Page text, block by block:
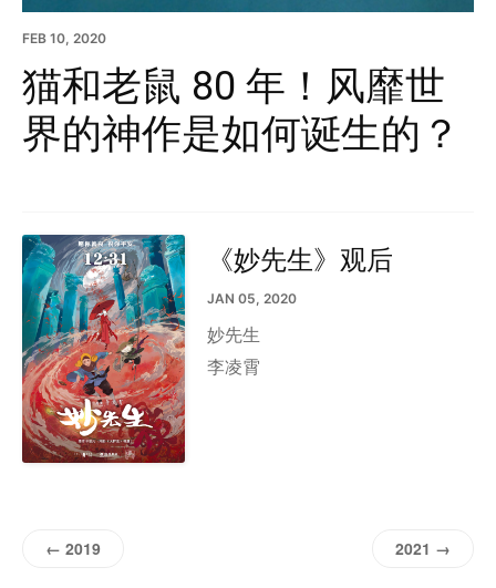
FEB 10, 2020
猫和老鼠 80 年！风靡世
界的神作是如何诞生的？
《妙先生》观后
JAN 05, 2020
妙先生
李凌霄
← 2019 2021 →